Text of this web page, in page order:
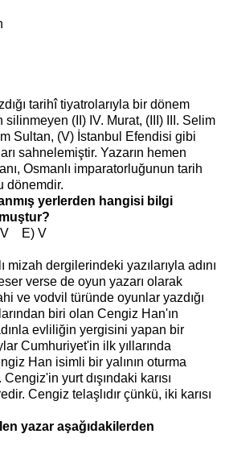
tarihî tiyatrolarıyla bir dönem
silinmeyen (II) IV. Murat, (III) III. Selim
Sultan, (V) İstanbul Efendisi gibi
sahnelemiştir. Yazarın hemen
Osmanlı imparatorluğunun tarih
dönemdir.
yerlerden hangisi bilgi
E) V
mizah dergilerindeki yazılarıyla adını
verse de oyun yazarı olarak
ve vodvil türünde oyunlar yazdığı
biri olan Cengiz Han'ın
evliliğin yergisini yapan bir
Cumhuriyet'in ilk yıllarında
Han isimli bir yalının oturma
yurt dışındaki karısı
Cengiz telaşlıdır çünkü, iki karısı
yazar aşağıdakilerden